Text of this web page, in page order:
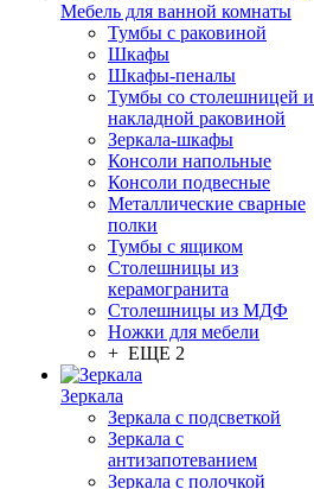
Мебель для ванной комнаты
Тумбы с раковиной
Шкафы
Шкафы-пеналы
Тумбы со столешницей и
накладной раковиной
Зеркала-шкафы
Консоли напольные
Консоли подвесные
Металлические сварные
полки
Тумбы с ящиком
Столешницы из
керамогранита
Столешницы из МДФ
Ножки для мебели
+ ЕЩЕ 2
Зеркала
Зеркала с подсветкой
Зеркала с
антизапотеванием
Зеркала с полочкой